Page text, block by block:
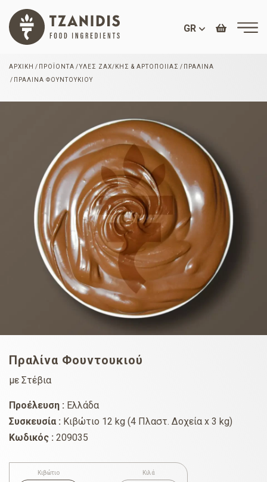
GR
ΑΡΧΙΚΉ ΠΡΟΪΌΝΤΑ ΎΛΕΣ ΖΑΧ/ΚΉΣ & ΑΡΤΟΠΟΙΊΑΣ
ΠΡΑΛΊΝΑ
ΠΡΑΛΊΝΑ ΦΟΥΝΤΟΥΚΙΟΎ
Πραλίνα Φουντουκιού
με Στέβια
Προέλευση : Ελλάδα
Συσκευσία : Κιβώτιο 12 kg (4 Πλαστ. Δοχεία x 3 kg)
Κωδικός : 209035
Κιβώτιο Κιλά